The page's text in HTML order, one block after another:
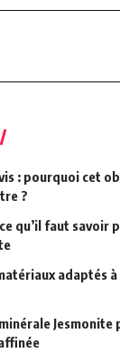
: pourquoi cet
?
qu’il faut savoir
adaptés
Jesmonite